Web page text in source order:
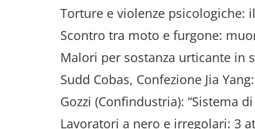
Torture e violenze psicologiche:
Scontro tra moto e furgone:
Malori per sostanza urticante in
Sudd Cobas, Confezione Jia
Gozzi (Confindustria): “Sistema
Lavoratori a nero e irregolari: 3